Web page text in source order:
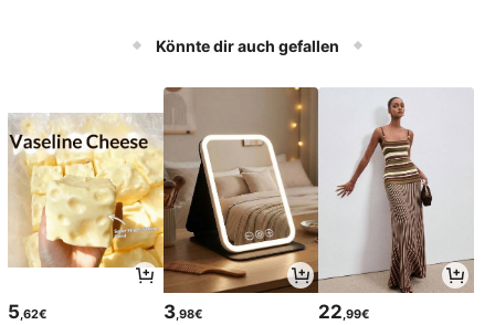
Könnte dir auch gefallen
5 ,62€ 3,98€ 22 ,99€